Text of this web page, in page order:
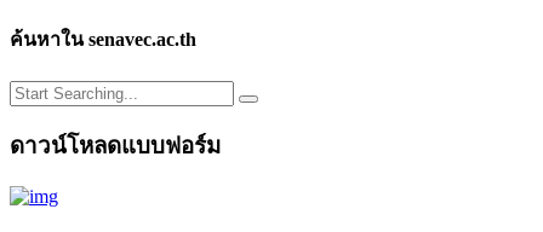
ค้นหาใน senavec.ac.th
ดาวน์โหลดแบบฟอร์ม